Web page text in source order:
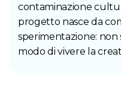
contaminazione
progetto nasce da
sperimentazione:
modo di vivere la